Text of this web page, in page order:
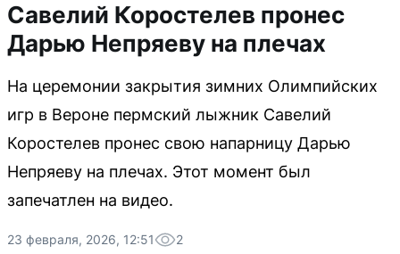
Савелий Коростелев пронес
Дарью Непряеву на плечах
На церемонии закрытия зимних Олимпийских
игр в Вероне пермский лыжник Савелий
Коростелев пронес свою напарницу Дарью
Непряеву на плечах. Этот момент был
запечатлен на видео.
23 февраля, 2026, 12:51 2